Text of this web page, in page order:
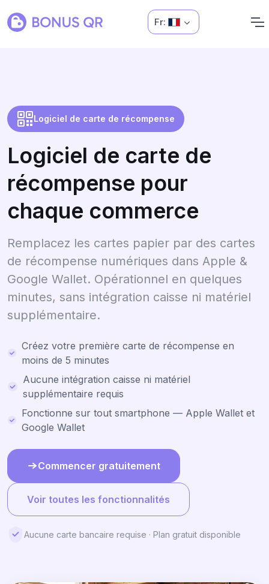
Fr:
Logiciel de carte de récompense
Logiciel de carte de
récompense pour
chaque commerce
Remplacez les cartes papier par des cartes
de récompense numériques dans Apple &
Google Wallet. Opérationnel en quelques
minutes, sans intégration caisse ni matériel
supplémentaire.
Créez votre première carte de récompense en
moins de 5 minutes
Aucune intégration caisse ni matériel
supplémentaire requis
Fonctionne sur tout smartphone — Apple Wallet et
Google Wallet
Commencer gratuitement
Voir toutes les fonctionnalités
Aucune carte bancaire requise · Plan gratuit disponible